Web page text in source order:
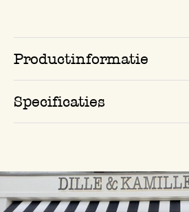
Productinformatie
Specificaties